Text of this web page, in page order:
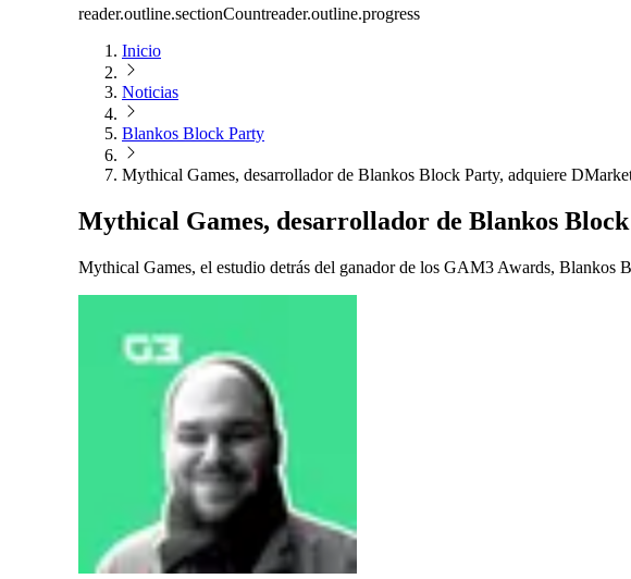
reader.outline.sectionCountreader.outline.progress
Inicio
Noticias
Blankos Block Party
Mythical Games, desarrollador de Blankos Block Party, adquiere
Mythical Games, desarrollador de Blankos
Mythical Games, el estudio detrás del ganador de los GAM3 Awards,